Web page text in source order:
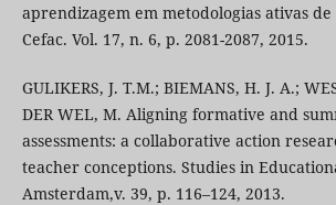
aprendizagem em metodologias ativas de
Cefac. Vol. 17, n. 6, p. 2081-2087, 2015.
GULIKERS, J. T.M.; BIEMANS, H. J. A.;
DER WEL, M. Aligning formative and
assessments: a collaborative action
teacher conceptions. Studies in
Amsterdam,v. 39, p. 116–124, 2013.